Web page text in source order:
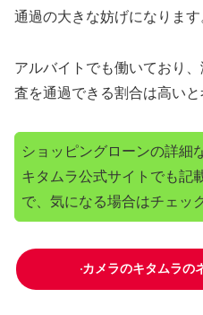
通過の大きな妨げになります
アルバイトでも働いており
査を通過できる割合は高いと
ショッピングローンの詳細
キタムラ公式サイトでも記
で、気になる場合はチェッ
カメラのキタムラの